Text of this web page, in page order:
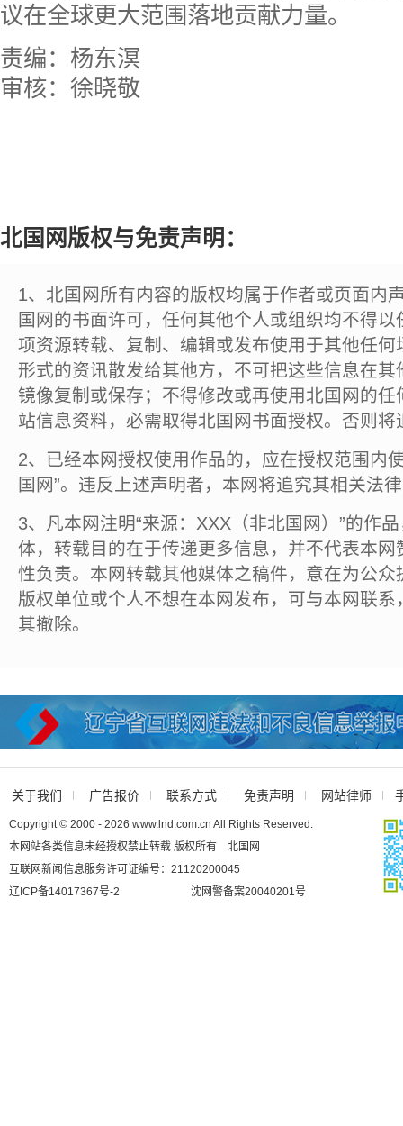
议在全球更大范围落地贡献力量。
责编：杨东溟
审核：徐晓敬
北国网版权与免责声明：
1、北国网所有内容的版权均属于作者或页面内
国网的书面许可，任何其他个人或组织均不得
项资源转载、复制、编辑或发布使用于其他任
形式的资讯散发给其他方，不可把这些信息在
镜像复制或保存；不得修改或再使用北国网的
站信息资料，必需取得北国网书面授权。否则将
2、已经本网授权使用作品的，应在授权范围内
国网”。违反上述声明者，本网将追究其相关法
3、凡本网注明“来源：XXX（非北国网）”的作
体，转载目的在于传递更多信息，并不代表本
性负责。本网转载其他媒体之稿件，意在为公
版权单位或个人不想在本网发布，可与本网联
其撤除。
关于我们 广告报价 联系方式 免责声明 网站律师
Copyright © 2000 - 2026 www.lnd.com.cn All Rights Reserved.
本网站各类信息未经授权禁止转载 版权所有 北国网
互联网新闻信息服务许可证编号：21120200045
辽ICP备14017367号-2
沈网警备案20040201号